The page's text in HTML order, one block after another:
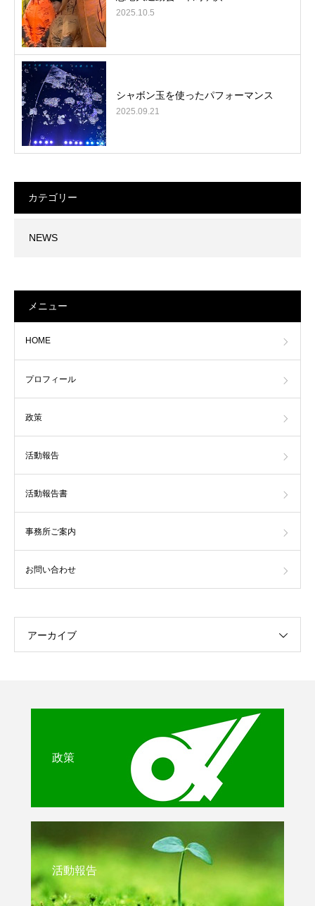
2025.10.5
シャボン玉を使ったパフォーマンス
2025.09.21
カテゴリー
NEWS
メニュー
HOME
プロフィール
政策
活動報告
活動報告書
事務所ご案内
お問い合わせ
アーカイブ
政策
活動報告